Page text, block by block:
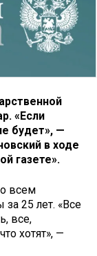
«Если
будет», —
в ходе
газете».
всем
25 лет. «Все
все,
хотят», —